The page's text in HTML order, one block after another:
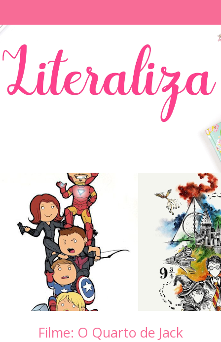
Filme: O Quarto de Jack